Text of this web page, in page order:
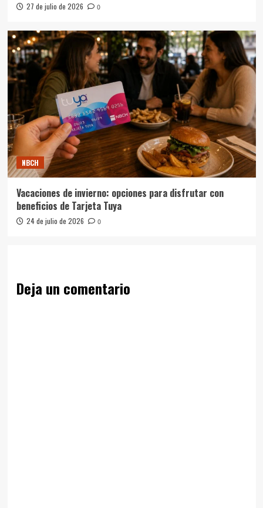
27 de julio de 2026 0
NBCH
Vacaciones de invierno: opciones para disfrutar con
beneficios de Tarjeta Tuya
24 de julio de 2026 0
Deja un comentario